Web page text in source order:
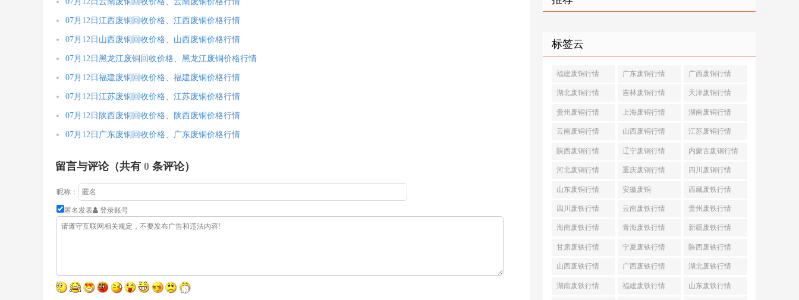
07月12日江西废铜回收价格、江西废铜价格行情
07月12日山西废铜回收价格、山西废铜价格行情
07月12日黑龙江废铜回收价格、黑龙江废铜价格行情
07月12日福建废铜回收价格、福建废铜价格行情
07月12日江苏废铜回收价格、江苏废铜价格行情
07月12日陕西废铜回收价格、陕西废铜价格行情
07月12日广东废铜回收价格、广东废铜价格行情
留言与评论（共有 0 条评论）
昵称：
匿名发表 登录账号
标签云
福建废铜行情 广东废铜行情 广西废铜行情
湖北废铜行情 吉林废铜行情 天津废铜行情
贵州废铜行情 上海废铜行情 湖南废铜行情
云南废铜行情 山西废铜行情 江苏废铜行情
陕西废铜行情 辽宁废铜行情 内蒙古废铜行情
河北废铜行情 重庆废铜行情 四川废铜行情
山东废铜行情 安徽废铜 西藏废铁行情
四川废铁行情 云南废铁行情 贵州废铁行情
海南废铁行情 青海废铁行情 新疆废铁行情
甘肃废铁行情 宁夏废铁行情 陕西废铁行情
山西废铁行情 广西废铁行情 湖北废铁行情
湖南废铁行情 福建废铁行情 山东废铁行情